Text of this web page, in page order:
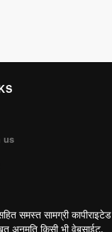
us
समस्त सामग्री कापीराइटेड
अनुमति किसी भी वेबसाईट,